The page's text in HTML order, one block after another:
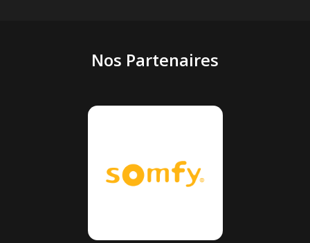
Nos Partenaires